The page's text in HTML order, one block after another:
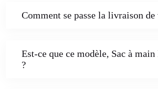
Comment se passe la livraison
Est-ce que ce modèle, Sac à
?